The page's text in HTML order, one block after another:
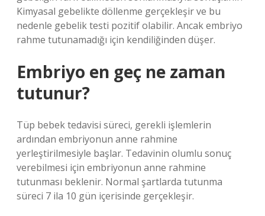
Kimyasal gebelikte döllenme gerçekleşir ve bu
nedenle gebelik testi pozitif olabilir. Ancak embriyo
rahme tutunamadığı için kendiliğinden düşer.
Embriyo en geç ne zaman
tutunur?
Tüp bebek tedavisi süreci, gerekli işlemlerin
ardından embriyonun anne rahmine
yerleştirilmesiyle başlar. Tedavinin olumlu sonuç
verebilmesi için embriyonun anne rahmine
tutunması beklenir. Normal şartlarda tutunma
süreci 7 ila 10 gün içerisinde gerçekleşir.